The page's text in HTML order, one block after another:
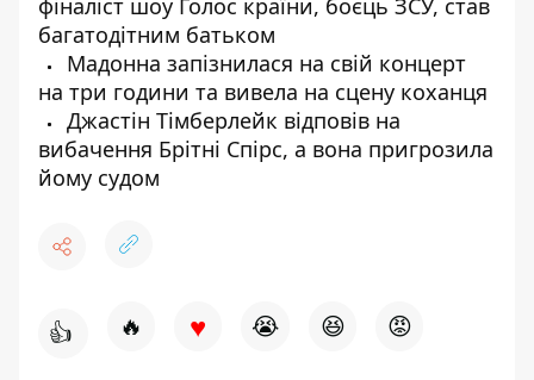
фіналіст шоу Голос країни, боєць ЗСУ, став
багатодітним батьком
Мадонна запізнилася на свій концерт
на три години та вивела на сцену коханця
Джастін Тімберлейк відповів на
вибачення Брітні Спірс, а вона пригрозила
йому судом
👍 🔥 ♥ 😭 😆 😡